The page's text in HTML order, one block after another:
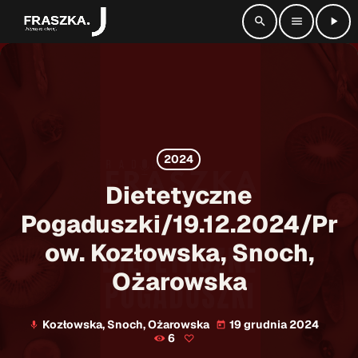
search menu
play_arrow
close
Strona główna
Aktualności
Kontakt keyboard_arrow_down
2024
Dietetyczne
Pogaduszki/19.12.2024/Pr
ow. Kozłowska, Snoch,
Ożarowska
mic Kozłowska, Snoch, Ożarowska today 19 grudnia 2024
6